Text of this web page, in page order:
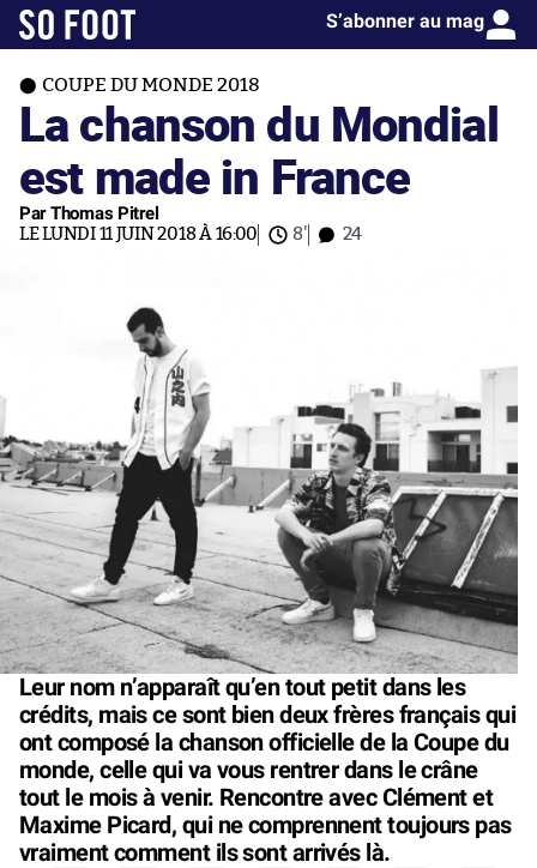
S’abonner au mag
COUPE DU MONDE 2018
La chanson du Mondial
est made in France
Par Thomas Pitrel
LE LUNDI 11 JUIN 2018 À 16:00 8' 24
Leur nom n’apparaît qu’en tout petit dans les
crédits, mais ce sont bien deux frères français qui
ont composé la chanson officielle de la Coupe du
monde, celle qui va vous rentrer dans le crâne
tout le mois à venir. Rencontre avec Clément et
Maxime Picard, qui ne comprennent toujours pas
vraiment comment ils sont arrivés là.